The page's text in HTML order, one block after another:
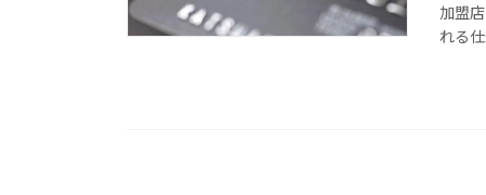
加盟
れる